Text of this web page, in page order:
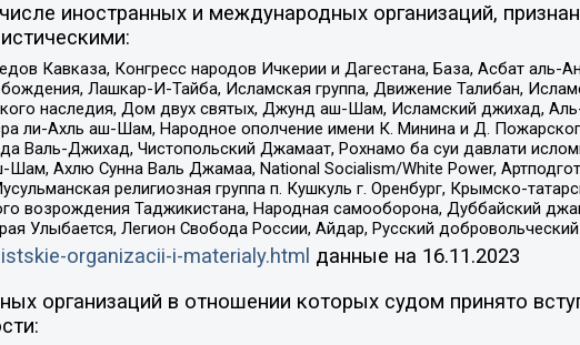
иностранных и международных организаций,
Кавказа, Конгресс народов Ичкерии и Дагестана, База, Асбат аль-
Лашкар-И-Тайба, Исламская группа, Движение Талибан,
наследия, Дом двух святых, Джунд аш-Шам, Исламский джихад,
ли-Ахль аш-Шам, Народное ополчение имени К. Минина и Д.
Валь-Джихад, Чистопольский Джамаат, Рохнамо ба суи давлати
Ахлю Сунна Валь Джамаа, National Socialism/White Power,
религиозная группа п. Кушкуль г. Оренбург, Крымско-
возрождения Таджикистана, Народная самооборона, Дуббайский
Улыбается, Легион Свобода России, Айдар, Русский
organizacii-i-materialy.html данные на 16.11.2023
организаций в отношении которых судом принято